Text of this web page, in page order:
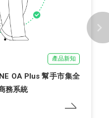
產品新知
OA Plus 幫手市集全
務系統